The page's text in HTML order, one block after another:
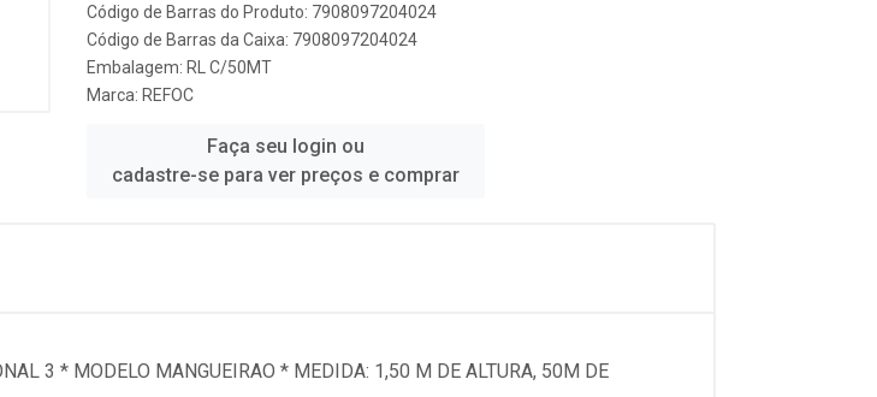
Código de Barras do Produto: 7908097204024
Código de Barras da Caixa: 7908097204024
Embalagem: RL C/50MT
Marca: REFOC
Faça seu login ou
cadastre-se para ver preços e comprar
3 * MODELO MANGUEIRAO * MEDIDA: 1,50 M DE ALTURA, 50M DE